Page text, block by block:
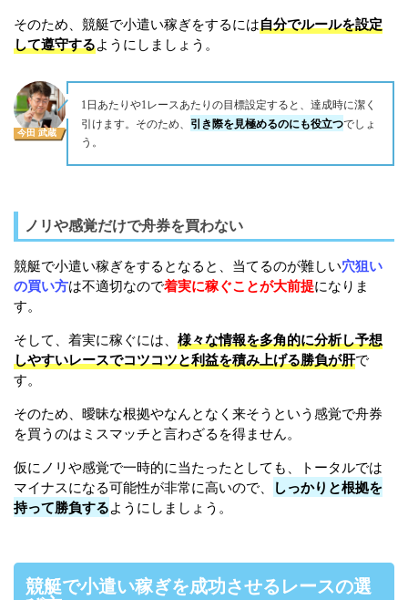
そのため、競艇で小遣い稼ぎをするには自分でルールを設定
して遵守するようにしましょう。
今田 武蔵
1日あたりや1レースあたりの目標設定すると、達成時に潔く
引けます。そのため、 引き際を見極めるのにも役立つでしょ
う。
ノリや感覚だけで舟券を買わない
競艇で小遣い稼ぎをするとなると、当てるのが難しい穴狙い
の買い方は不適切なので着実に稼ぐことが大前提になりま
す。
そして、着実に稼ぐには、 様々な情報を多角的に分析し予想
しやすいレースでコツコツと利益を積み上げる勝負が肝で
す。
そのため、曖昧な根拠やなんとなく来そうという感覚で舟券
を買うのはミスマッチと言わざるを得ません。
仮にノリや感覚で一時的に当たったとしても、トータルでは
マイナスになる可能性が非常に高いので、
しっかりと根拠を
持って勝負するようにしましょう。
競艇で小遣い稼ぎを成功させるレースの選